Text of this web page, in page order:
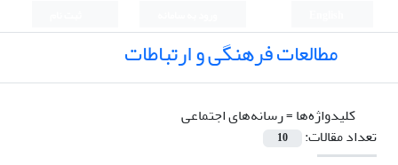
مطالعات فرهنگی و ارتباطات
کلیدواژه‌ها =رسانه‌های اجتماعی
تعداد مقالات:
10